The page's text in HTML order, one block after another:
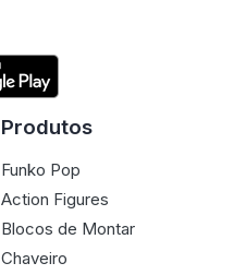
Produtos
Funko Pop
Action Figures
Blocos de Montar
Chaveiro